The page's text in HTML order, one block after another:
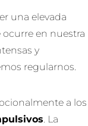
una elevada
en nuestra
y
regularnos.
a los
. La